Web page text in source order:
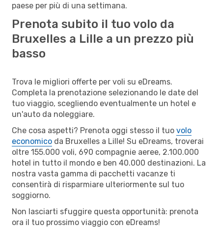
paese per più di una settimana.
Prenota subito il tuo volo da
Bruxelles a Lille a un prezzo più
basso
Trova le migliori offerte per voli su eDreams.
Completa la prenotazione selezionando le date del
tuo viaggio, scegliendo eventualmente un hotel e
un'auto da noleggiare.
Che cosa aspetti? Prenota oggi stesso il tuo volo
economico da Bruxelles a Lille! Su eDreams, troverai
oltre 155.000 voli, 690 compagnie aeree, 2.100.000
hotel in tutto il mondo e ben 40.000 destinazioni. La
nostra vasta gamma di pacchetti vacanze ti
consentirà di risparmiare ulteriormente sul tuo
soggiorno.
Non lasciarti sfuggire questa opportunità: prenota
ora il tuo prossimo viaggio con eDreams!